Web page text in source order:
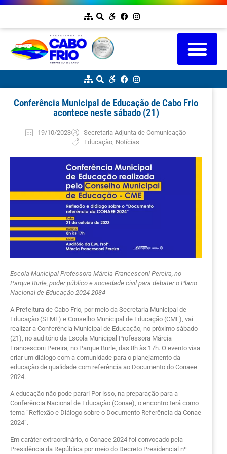
Conferência Municipal de Educação de Cabo Frio
acontece neste sábado (21)
19/10/2023
Secretaria Adjunta de Comunicação
Educação Notícias
Escola Municipal Professora Márcia Francesconi Pereira, no
Parque Burle, poder público e sociedade civil para debater o Plano
Nacional de Educação 2024-2034
A Prefeitura de Cabo Frio, por meio da Secretaria Municipal de
Educação (SEME) e Conselho Municipal de Educação (CME), vai
realizar a Conferência Municipal de Educação, no próximo sábado
(21), no auditório da Escola Municipal Professora Márcia
Francesconi Pereira, no Parque Burle, das 8h às 17h. O evento visa
criar um diálogo com a comunidade para o planejamento da
educação de qualidade com referência ao Documento do Conaee
2024.
A educação não pode parar! Por isso, na preparação para a
Conferência Nacional de Educação (Conae), o encontro terá como
tema “Reflexão e Diálogo sobre o Documento Referência da Conae
2024”.
Em caráter extraordinário, o Conaee 2024 foi convocado pela
Presidência da República por meio do Decreto Presidencial nº